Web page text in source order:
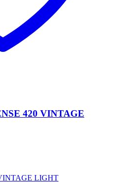
420 VINTAGE